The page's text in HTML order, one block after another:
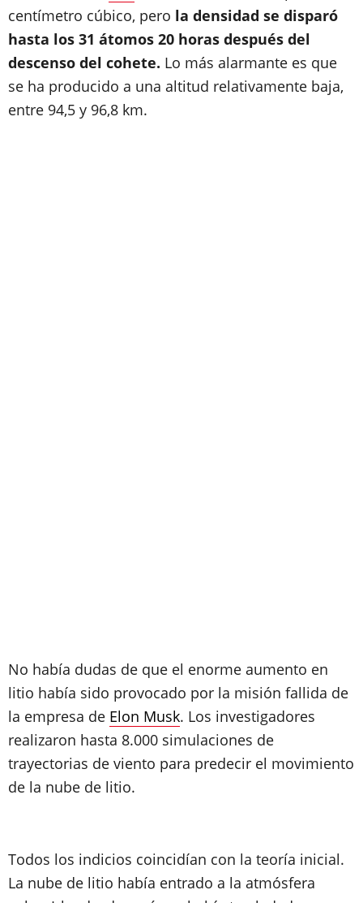
centímetro cúbico, pero la densidad se disparó
hasta los 31 átomos 20 horas después del
descenso del cohete. Lo más alarmante es que
se ha producido a una altitud relativamente baja,
entre 94,5 y 96,8 km.
No había dudas de que el enorme aumento en
litio había sido provocado por la misión fallida de
la empresa de Elon Musk. Los investigadores
realizaron hasta 8.000 simulaciones de
trayectorias de viento para predecir el movimiento
de la nube de litio.
Todos los indicios coincidían con la teoría inicial.
La nube de litio había entrado a la atmósfera